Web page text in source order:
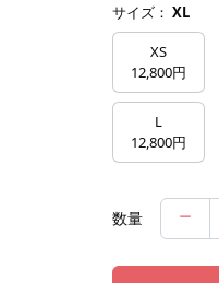
サイズ： XL
XS
12,800円
L
12,800円
数量